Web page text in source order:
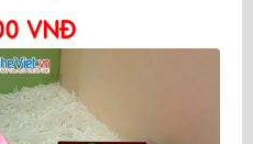
VNĐ